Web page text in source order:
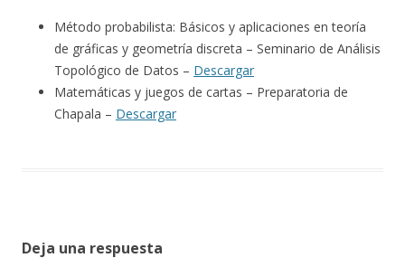
Método probabilista: Básicos y aplicaciones en teoría
de gráficas y geometría discreta – Seminario de Análisis
Topológico de Datos – Descargar
Matemáticas y juegos de cartas – Preparatoria de
Chapala – Descargar
Deja una respuesta